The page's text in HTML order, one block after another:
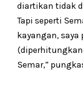
diartikan tidak
Tapi seperti
kayangan,
Semar,”